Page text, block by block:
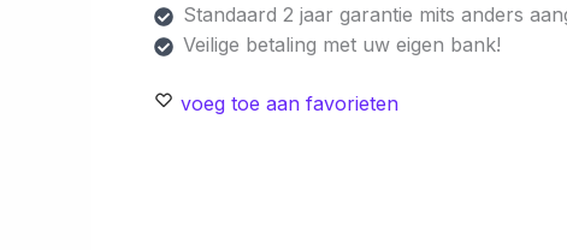
Standaard 2 jaar garantie mits anders
Veilige betaling met uw eigen bank!
voeg toe aan favorieten